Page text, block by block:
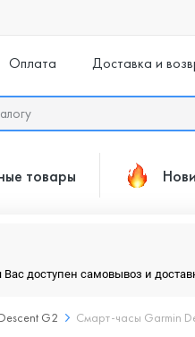
Оплата Доставка и
товары
доступен самовывоз и
Descent G2 Смарт-часы Garmin